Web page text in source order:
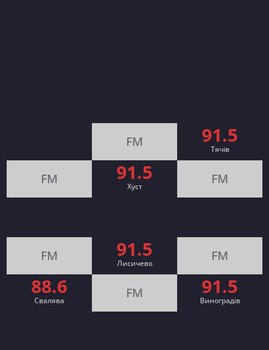
FM 91.5
Тячів
FM 91.5
Хуст FM
FM 91.5
Лисичево FM
88.6
Свалява FM 91.5
Виноградів